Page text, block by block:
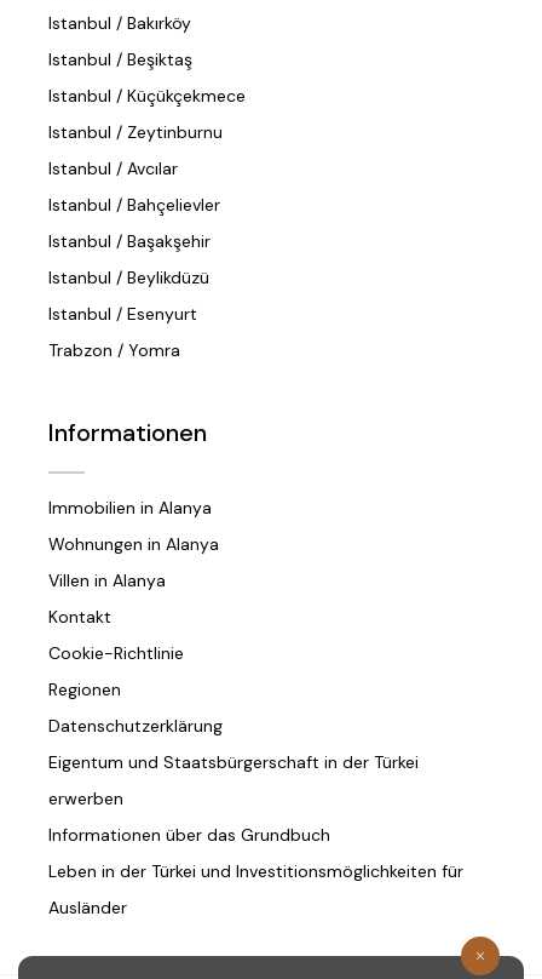
Istanbul / Bakırköy
Istanbul / Beşiktaş
Istanbul / Küçükçekmece
Istanbul / Zeytinburnu
Istanbul / Avcılar
Istanbul / Bahçelievler
Istanbul / Başakşehir
Istanbul / Beylikdüzü
Istanbul / Esenyurt
Trabzon / Yomra
Informationen
Immobilien in Alanya
Wohnungen in Alanya
Villen in Alanya
Kontakt
Cookie-Richtlinie
Regionen
Datenschutzerklärung
Eigentum und Staatsbürgerschaft in der Türkei
erwerben
Informationen über das Grundbuch
Leben in der Türkei und Investitionsmöglichkeiten für
Ausländer